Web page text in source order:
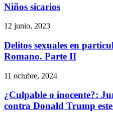
Niños sicarios
12 junio, 2023
Delitos sexuales en
Romano. Parte II
11 octubre, 2024
¿Culpable o inocente?:
contra Donald Trump